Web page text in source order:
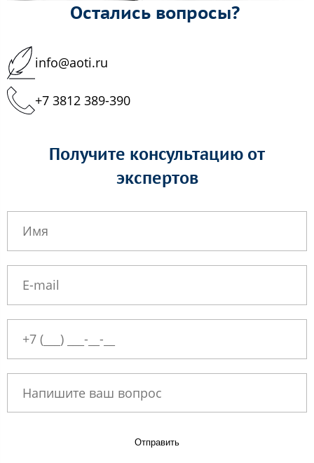
Остались вопросы?
info@aoti.ru
+7 3812 389-390
Получите консультацию от
экспертов
Отправить